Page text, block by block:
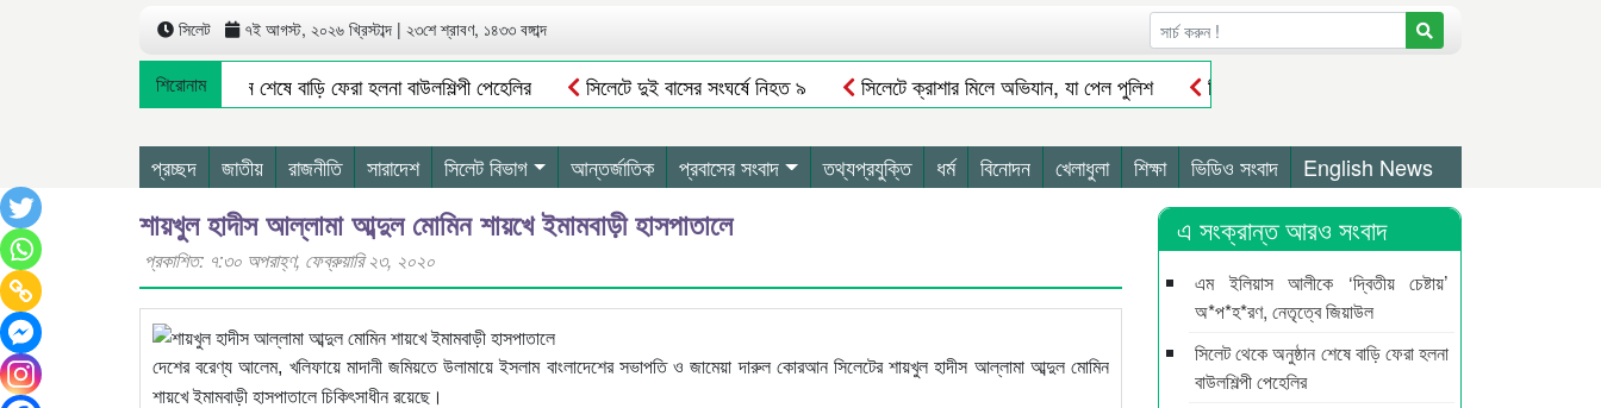
সিলেট ৭ই আগস্ট, ২০২৬ খ্রিস্টাব্দ | ২৩শে শ্রাবণ, ১৪৩৩ বঙ্গাব্দ
শিরোনাম
সিলেট থেকে অনুষ্ঠান শেষে বাড়ি ফেরা হলনা বাউলশিল্পী পেহেলির সিলেটে দুই বাসের সংঘর্ষে নিহত ৯ সিলেটে ক্রাশার মিলে অভিযান, যা পেল পুলিশ
সিলেট মহানগর বিএনপির সভাপতি পদে পুনর্বহাল নাসিম,
জগন্নাথপুরে নৌকা ডুবিতে নিখোঁজ ২ জনের মৃতদেহ উদ্ধার
জগন্নাথপুরে লন্ডন প্রবাসীর নববধুর আত্মহত্যা জগন্নাথপুরে নৌকা ডুবিতে ২ জনের মৃতদেহ উদ্ধার, নিখোঁজ আরো ২ ওসমানীনগরে রাস্তার
প্রচ্ছদ জাতীয় রাজনীতি সারাদেশ সিলেট বিভাগ আন্তর্জাতিক প্রবাসের সংবাদ তথ্যপ্রযুক্তি ধর্ম বিনোদন খেলাধুলা শিক্ষা ভিডিও সংবাদ English News
শায়খুল হাদীস আল্লামা আব্দুল মোমিন শায়খে ইমামবাড়ী হাসপাতালে
প্রকাশিত: ৭:৩০ অপরাহ্ণ, ফেব্রুয়ারি ২৩, ২০২০
দেশের বরেণ্য আলেম, খলিফায়ে মাদানী জমিয়তে উলামায়ে ইসলাম বাংলাদেশের সভাপতি ও জামেয়া দারুল কোরআন সিলেটের শায়খুল হাদীস আল্লামা আব্দুল মোমিন
শায়খে ইমামবাড়ী হাসপাতালে চিকিৎসাধীন রয়েছে।
এ সংক্রান্ত আরও সংবাদ
এম ইলিয়াস আলীকে ‘দ্বিতীয় চেষ্টায়’
অ*প*হ*রণ, নেতৃত্বে জিয়াউল
সিলেট থেকে অনুষ্ঠান শেষে বাড়ি ফেরা হলনা
বাউলশিল্পী পেহেলির